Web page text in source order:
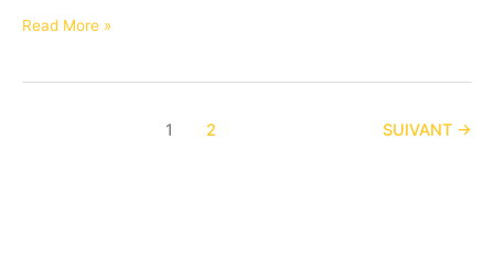
A
agendas!
Read More »
1 2 SUIVANT →